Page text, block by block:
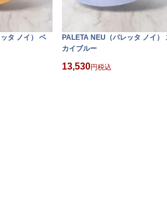
タ ノイ） ベ
PALETA NEU（パレッタ ノイ）
カイブルー
13,530 税込